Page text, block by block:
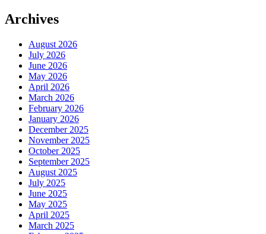
Archives
August 2026
July 2026
June 2026
May 2026
April 2026
March 2026
February 2026
January 2026
December 2025
November 2025
October 2025
September 2025
August 2025
July 2025
June 2025
May 2025
April 2025
March 2025